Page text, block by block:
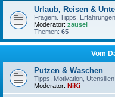
Urlaub, Reisen &
Fragem. Tipps,
Moderator: zausel
Themen: 65
Vom
Putzen & Waschen
Tipps, Motivation,
Moderator: NiKi